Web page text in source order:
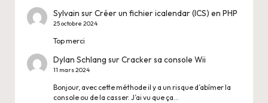
Sylvain surCréer un fichier icalendar (ICS) en PHP
25 octobre 2024
Top merci
Dylan Schlang surCracker sa console Wii
11 mars 2024
Bonjour, avec cette méthode il y a un risque d’abîmer la
console ou de la casser. J’ai vu que ça…